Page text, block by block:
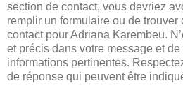
section de contact, vous devriez
remplir un formulaire ou de trouver
contact pour Adriana Karembeu.
et précis dans votre message et
informations pertinentes.
de réponse qui peuvent être